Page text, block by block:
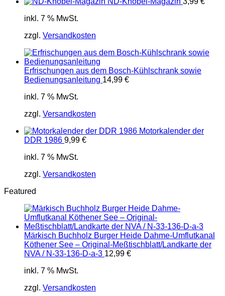
inkl. 7 % MwSt.
zzgl. Versandkosten
Erfrischungen aus dem Bosch-Kühlschrank sowie
Bedienungsanleitung 14,99 €
inkl. 7 % MwSt.
zzgl. Versandkosten
Motorkalender der
DDR 1986 9,99 €
inkl. 7 % MwSt.
zzgl. Versandkosten
Featured
Märkisch Buchholz Burger Heide Dahme-Umflutkanal
Köthener See – Original-Meßtischblatt/Landkarte der
NVA / N-33-136-D-a-3 12,99 €
inkl. 7 % MwSt.
zzgl. Versandkosten